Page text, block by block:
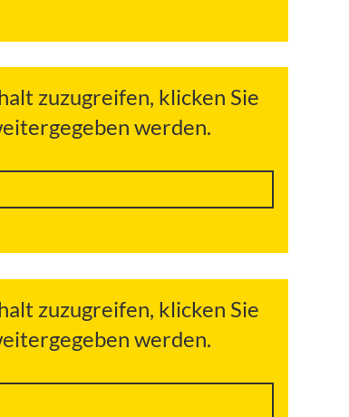
zuzugreifen, klicken Sie
werden.
zuzugreifen, klicken Sie
werden.